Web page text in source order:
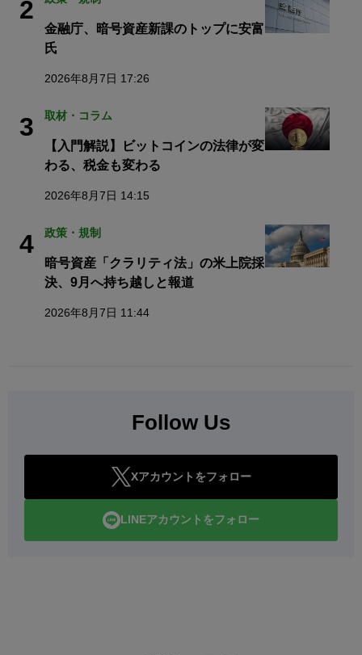
2
金融庁、暗号資産新課のトップに安富
氏
2026年8月7日 17:26
3 取材・コラム
【入門解説】ビットコインの法律が変
わる、税金も変わる
2026年8月7日 14:15
4 政策・規制
暗号資産「クラリティ法」の米上院採
決、9月へ持ち越しと報道
2026年8月7日 11:44
Follow Us
Xアカウントをフォロー
LINEアカウントをフォロー